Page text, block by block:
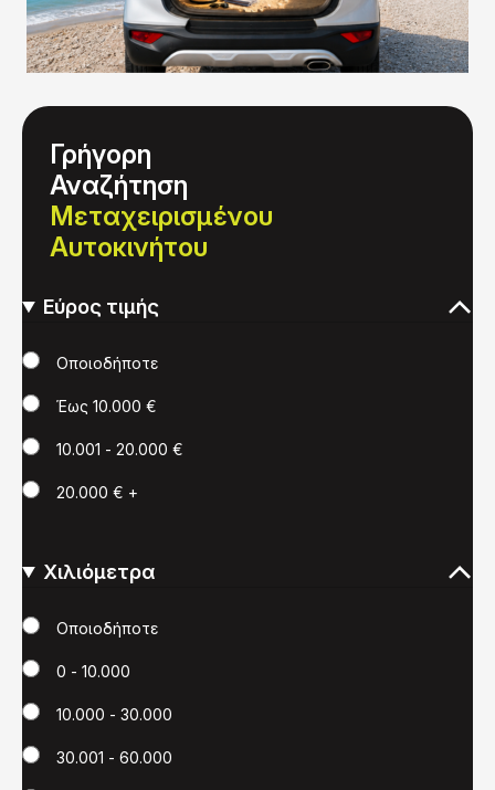
Γρήγορη
Αναζήτηση
Μεταχειρισμένου
Αυτοκινήτου
Εύρος τιμής
ΤιμήΟποιοδήποτε
Έως 10.000 €
10.001 - 20.000 €
20.000 € +
Χιλιόμετρα
Χιλιόμετρα
Οποιοδήποτε
0 - 10.000
10.000 - 30.000
30.001 - 60.000